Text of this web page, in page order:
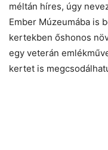
méltán híres, úgy
Ember Múzeumába is
kertekben őshonos
egy veterán
kertet is